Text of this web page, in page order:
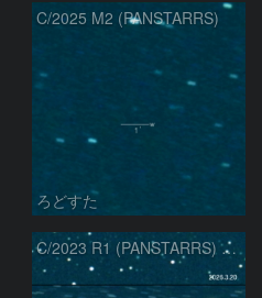
C/2025 M2 (PANSTARRS)
ろどすた
C/2023 R1 (PANSTARRS) の変化